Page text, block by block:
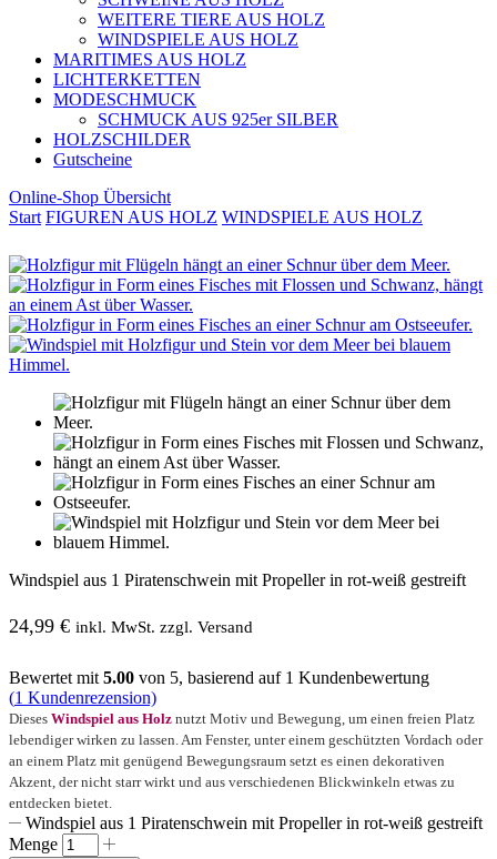
WEITERE TIERE AUS HOLZ
WINDSPIELE AUS HOLZ
MARITIMES AUS HOLZ
LICHTERKETTEN
MODESCHMUCK
SCHMUCK AUS 925er SILBER
HOLZSCHILDER
Gutscheine
Online-Shop Übersicht
Start FIGUREN AUS HOLZ WINDSPIELE AUS HOLZ
Windspiel aus 1 Piratenschwein mit Propeller in rot-weiß gestreift
24,99 € inkl. MwSt. zzgl. Versand
Bewertet mit 5.00 von 5, basierend auf 1 Kundenbewertung
(1 Kundenrezension)
Dieses Windspiel aus Holz nutzt Motiv und Bewegung, um einen freien Platz
lebendiger wirken zu lassen. Am Fenster, unter einem geschützten Vordach oder
an einem Platz mit genügend Bewegungsraum setzt es einen dekorativen
Akzent, der nicht starr wirkt und aus verschiedenen Blickwinkeln etwas zu
entdecken bietet.
Windspiel aus 1 Piratenschwein mit Propeller in rot-weiß gestreift
Menge